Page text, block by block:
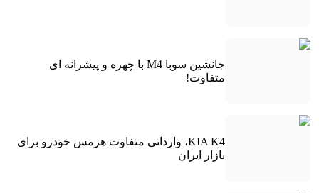
جانشین سوبا M4 با چهره و پیشرانه ای
متفاوت!
KIA K4، وارداتی متفاوت هرمس خودرو برای
بازار ایران